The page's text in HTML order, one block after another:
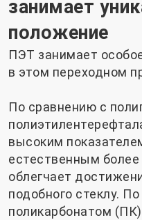
занимает
положение
ПЭТ занимает
в этом переходном
По сравнению с
высоким
естественным
облегчает
подобного стеклу.
поликарбонатом